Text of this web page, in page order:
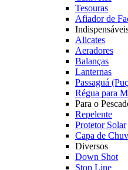
Tesouras
Afiador de
Alicates
Aeradores
Balanças
Lanternas
Passaguá
Régua para
Para o
Repelente
Protetor Solar
Capa de
Diversos
Down Shot
Stop Line